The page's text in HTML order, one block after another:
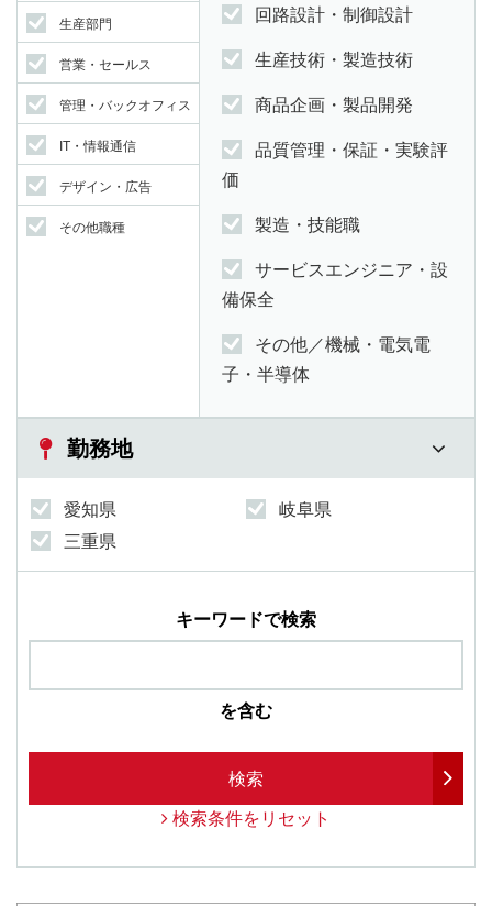
生産部門
営業・セールス
管理・バックオフィス
IT・情報通信
デザイン・広告
その他職種
回路設計・制御設計
生産技術・製造技術
商品企画・製品開発
品質管理・保証・実験評
価
製造・技能職
サービスエンジニア・設
備保全
その他／機械・電気電
子・半導体
勤務地
愛知県
岐阜県
三重県
キーワードで検索
を含む
検索
検索条件をリセット